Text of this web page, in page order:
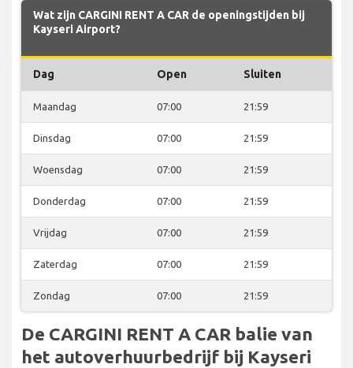
Wat zijn CARGINI RENT A CAR de openingstijden bij
Kayseri Airport?
Dag Open Sluiten
Maandag 07:00 21:59
Dinsdag 07:00 21:59
Woensdag 07:00 21:59
Donderdag 07:00 21:59
Vrijdag 07:00 21:59
Zaterdag 07:00 21:59
Zondag 07:00 21:59
De CARGINI RENT A CAR balie van
het autoverhuurbedrijf bij Kayseri